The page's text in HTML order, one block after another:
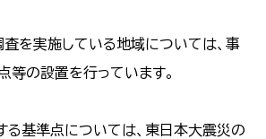
査を実施している地域については、事
等の設置を行っています。
る基準点については、東日本大震災の